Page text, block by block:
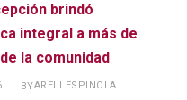
brindó
integral a más de
la comunidad
BYARELI ESPINOLA